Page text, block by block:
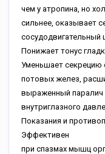
чем у атропина, но
сильнее, оказывает
сосудодвигательный
Понижает тонус
Уменьшает секрецию
потовых желез,
выраженный
внутриглазного
Показания и
Эффективен
при спазмах мышц